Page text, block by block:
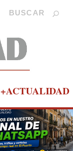
+ACTUALIDAD